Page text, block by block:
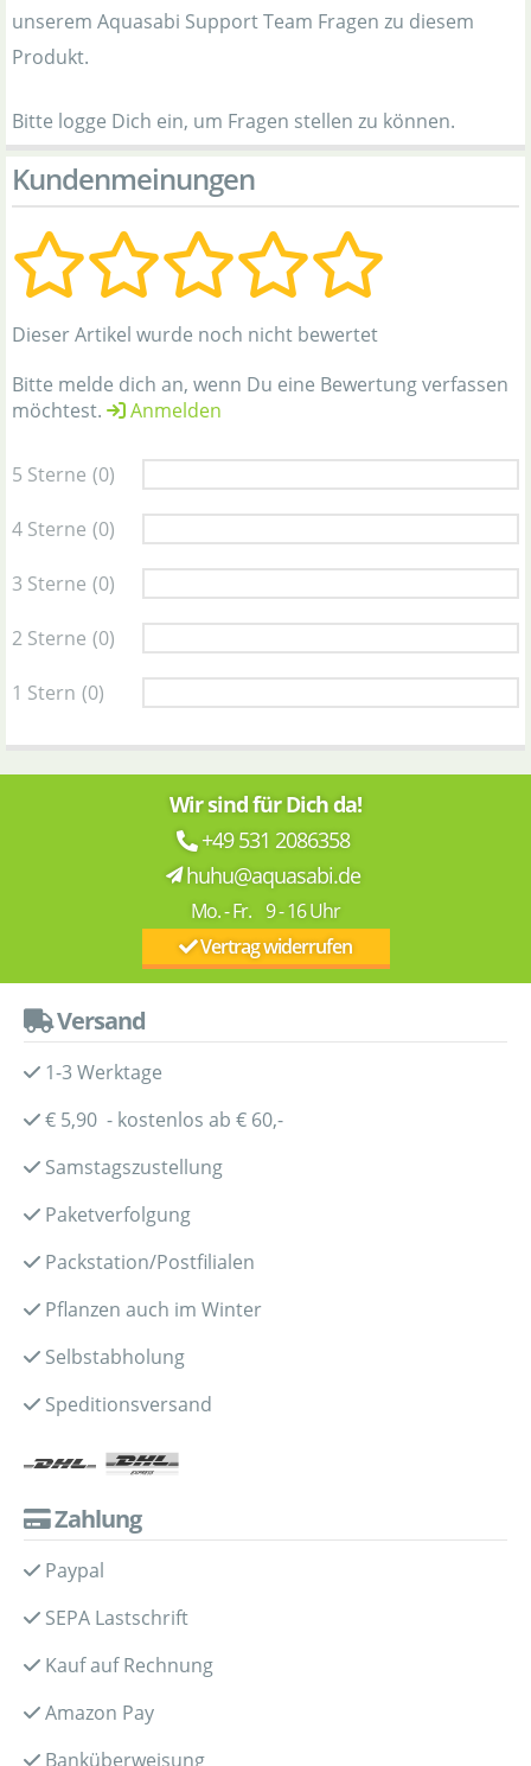
unserem Aquasabi Support Team Fragen zu diesem
Produkt.
Bitte logge Dich ein, um Fragen stellen zu können.
Kundenmeinungen
Dieser Artikel wurde noch nicht bewertet
Bitte melde dich an, wenn Du eine Bewertung verfassen
möchtest.
Anmelden
5 Sterne (0)
4 Sterne (0)
3 Sterne (0)
2 Sterne (0)
1 Stern (0)
Wir sind für Dich da!
+49 531 2086358
huhu@aquasabi.de
Mo. - Fr. 9 - 16 Uhr
Vertrag widerrufen
Versand
1-3 Werktage
€ 5,90 - kostenlos ab € 60,-
Samstagszustellung
Paketverfolgung
Packstation/Postfilialen
Pflanzen auch im Winter
Selbstabholung
Speditionsversand
Zahlung
Paypal
SEPA Lastschrift
Kauf auf Rechnung
Amazon Pay
Banküberweisung